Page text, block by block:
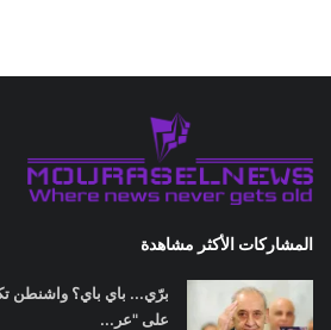
المشاركات الأكثر مشاهدة
برّي... باي باي؟ واشنطن
على "عر...